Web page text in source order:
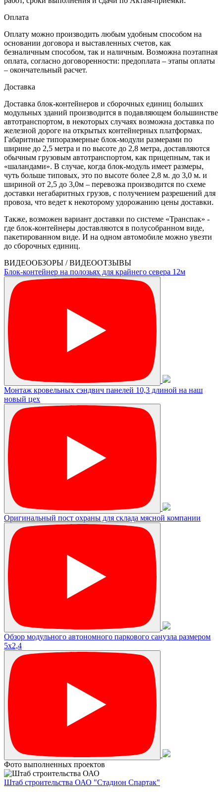
Оплата
Оплату можно производить любым удобным способом на
основании договора и выставленных счетов, как
безналичным способом, так и наличным. Возможна поэтапная
оплата, согласно договоренности: предоплата – этапы оплаты
– окончательный расчет.
Доставка
Доставка блок-контейнеров и сборочных единиц больших
модульных зданий производится в подавляющем большинстве
автотранспортом, в некоторых случаях возможна доставка по
железной дороге на открытых контейнерных платформах.
Габаритные типоразмерные блок-модули размерами по
ширине до 2,5 метра и по высоте до 2,8 метра, доставляются
обычным грузовым автотранспортом, как прицепным, так и
«шаландами». В случае, когда блок-модуль имеет размеры,
чуть больше типовых, это по высоте более 2,8 м. до 3,0 м. и
шириной от 2,5 до 3,0м – перевозка производится по схеме
доставки негабаритных грузов, с получением разрешений для
провоза, что ведет к некоторому удорожанию цены доставки.
Также, возможен вариант доставки по системе «Транспак» -
где блок-контейнеры доставляются в полусобранном виде,
пакетированном виде. И на одном автомобиле можно увезти
до сборочных единиц.
ВИДЕООБЗОРЫ / ВИДЕООТЗЫВЫ
Блок-контейнер на полозьях для крайнего севера 12м
Монтаж кровельных сэндвич панелей 10,3 длиной на наш
новый цех
Оригинальный пост охраны для склада мясной компании
Обзор модульного автономного паркового санузла размером
5х2,4
Фото выполненных проектов
Штаб строительства ОАО "Стадион Спартак"